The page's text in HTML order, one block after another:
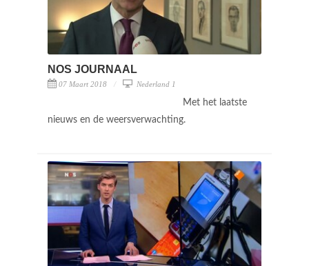
NOS JOURNAAL
07 Maart 2018 Nederland 1
Met het laatste
nieuws en de weersverwachting.